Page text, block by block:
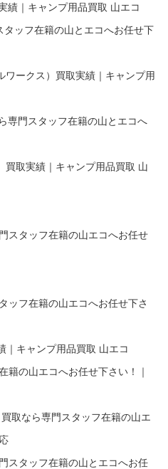
績｜キャンプ用品買取 山エコ
ッフ在籍の山とエコへお任せ下
ークス）買取実績｜キャンプ用
専門スタッフ在籍の山とエコへ
取実績｜キャンプ用品買取 山
スタッフ在籍の山エコへお任せ
ッフ在籍の山エコへお任せ下さ
｜キャンプ用品買取 山エコ
籍の山エコへお任せ下さい！｜
取なら専門スタッフ在籍の山エ
スタッフ在籍の山とエコへお任